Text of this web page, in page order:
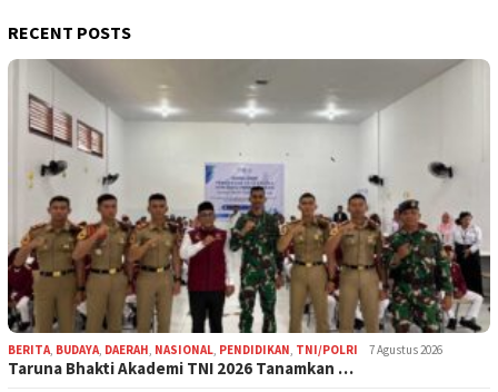
RECENT POSTS
BERITA BUDAYA DAERAH NASIONAL PENDIDIKAN TNI/POLRI 7 Agustus 2026
Taruna Bhakti Akademi TNI 2026 Tanamkan …